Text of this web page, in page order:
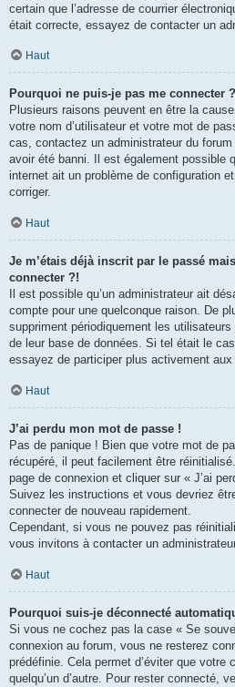
certain que l’adresse de courrier
était correcte, essayez de contacter un
Haut
Pourquoi ne puis-je pas me connecter ?
Plusieurs raisons peuvent en être la
votre nom d’utilisateur et votre mot de
cas, contactez un administrateur du
avoir été banni. Il est également possible
internet ait un problème de configuration
corriger.
Haut
Je m’étais déjà inscrit par le passé
connecter ?!
Il est possible qu’un administrateur ait
compte pour une quelconque raison. De
suppriment périodiquement les
de leur base de données. Si tel était le
essayez de participer plus activement
Haut
J’ai perdu mon mot de passe !
Pas de panique ! Bien que votre mot de
récupéré, il peut facilement être
page de connexion et cliquer sur « J’ai
Suivez les instructions et vous devriez
connecter de nouveau rapidement.
Cependant, si vous ne pouvez pas
vous invitons à contacter un
Haut
Pourquoi suis-je déconnecté
Si vous ne cochez pas la case « Se
connexion au forum, vous ne resterez
prédéfinie. Cela permet d’éviter que votre
quelqu’un d’autre. Pour rester connecté,